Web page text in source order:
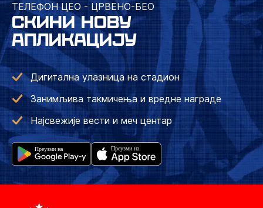
ТЕЛЕФОН ЦЕО - ЦРВЕНО-БЕО
СКИНИ НОВУ
АПЛИКАЦИЈУ
Дигитална улазница на стадион
Занимљива такмичења и вредне награде
Најсвежије вести и меч центар